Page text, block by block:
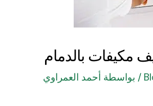
مكيفات بالدمام
/ بواسطة أحمد العمراوي